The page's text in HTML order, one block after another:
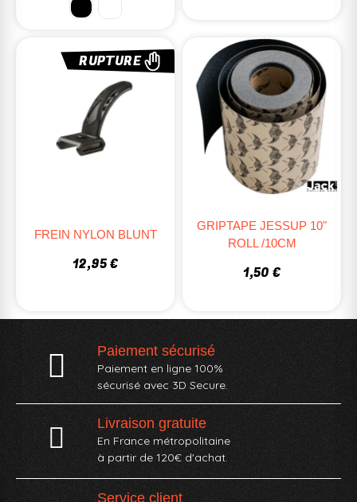
RUPTURE
FREIN NYLON BLUNT
12,95 €
GRIPTAPE JESSUP 10"
ROLL /10CM
1,50 €
Paiement sécurisé
Paiement en ligne 100%
sécurisé avec 3D Secure.
Livraison gratuite
En France métropolitaine
à partir de 120€ d'achat.
Service client